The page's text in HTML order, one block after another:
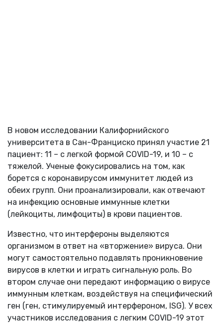
В новом исследовании Калифорнийского
университета в Сан-Франциско принял участие 21
пациент: 11 – с легкой формой COVID-19, и 10 – с
тяжелой. Ученые фокусировались на том, как
борется с коронавирусом иммунитет людей из
обеих групп. Они проанализировали, как отвечают
на инфекцию основные иммунные клетки
(лейкоциты, лимфоциты) в крови пациентов.
Известно, что интерфероны выделяются
организмом в ответ на «вторжение» вируса. Они
могут самостоятельно подавлять проникновение
вирусов в клетки и играть сигнальную роль. Во
втором случае они передают информацию о вирусе
иммунным клеткам, воздействуя на специфический
ген (ген, стимулируемый интерфероном, ISG). У всех
участников исследования с легким COVID-19 этот